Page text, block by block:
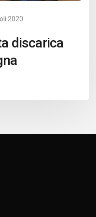
2020
discarica